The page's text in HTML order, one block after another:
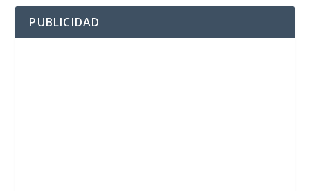
PUBLICIDAD